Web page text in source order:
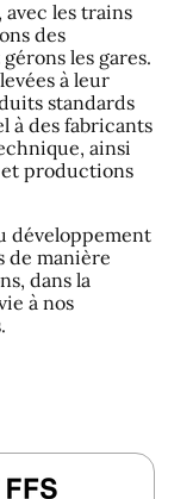
avec les trains
des
les gares.
à leur
standards
à des fabricants
ainsi
et productions
développement
de manière
dans la
à nos